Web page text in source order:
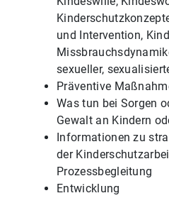
und Intervention,
sexueller,
Präventive
Was tun bei Sorgen
Gewalt an Kindern
Informationen zu
der
Prozessbegleitung
Entwicklung